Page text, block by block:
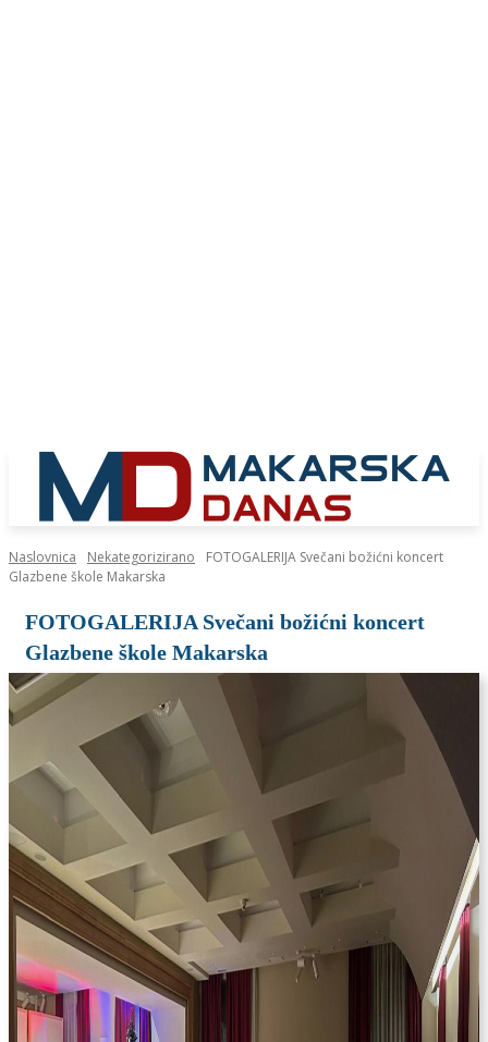
Naslovnica Nekategorizirano
FOTOGALERIJA Svečani božićni koncert
Glazbene škole Makarska
FOTOGALERIJA Svečani božićni koncert
Glazbene škole Makarska